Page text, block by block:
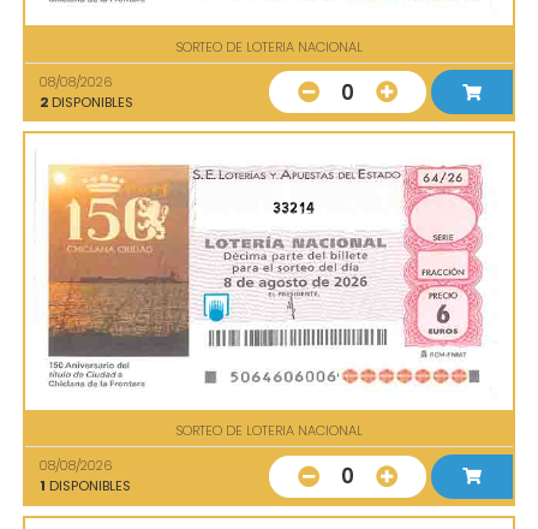
SORTEO DE LOTERIA NACIONAL
08/08/2026
2 DISPONIBLES 0
33214
SORTEO DE LOTERIA NACIONAL
08/08/2026
1 DISPONIBLES 0